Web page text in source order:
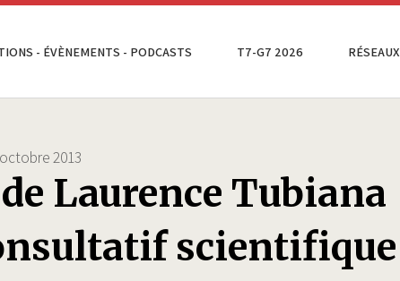
- ÉVÈNEMENTS - PODCASTS T7-G7 2026 RÉSEAUX
2013
Laurence Tubiana
scientifique